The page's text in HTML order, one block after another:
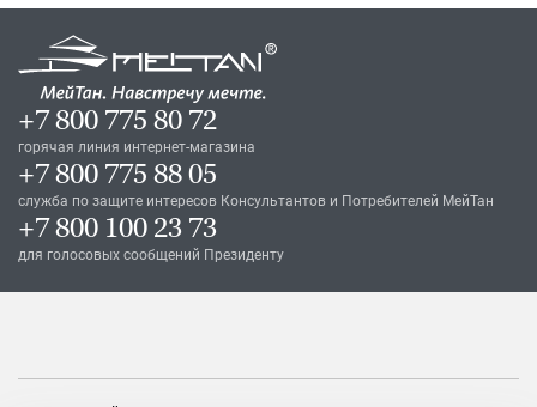
+7 800 775 80 72
горячая линия интернет-магазина
+7 800 775 88 05
служба по защите интересов Консультантов и Потребителей МейТан
+7 800 100 23 73
для голосовых сообщений Президенту